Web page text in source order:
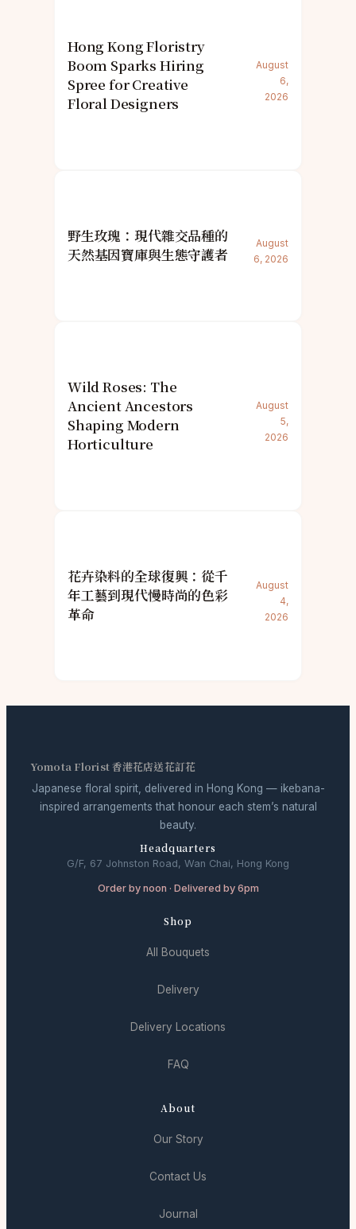
Hong Kong Floristry
Boom Sparks Hiring
Spree for Creative
Floral Designers
August
6,
2026
野生玫瑰：現代雜交品種的
天然基因寶庫與生態守護者
August
6, 2026
Wild Roses: The
Ancient Ancestors
Shaping Modern
Horticulture
August
5,
2026
花卉染料的全球復興：從千
年工藝到現代慢時尚的色彩
革命
August
4,
2026
Yomota Florist 香港花店送花訂花
Japanese floral spirit, delivered in Hong Kong — ikebana-
inspired arrangements that honour each stem’s natural
beauty.
Headquarters
G/F, 67 Johnston Road, Wan Chai, Hong Kong
Order by noon · Delivered by 6pm
Shop
All Bouquets
Delivery
Delivery Locations
FAQ
About
Our Story
Contact Us
Journal